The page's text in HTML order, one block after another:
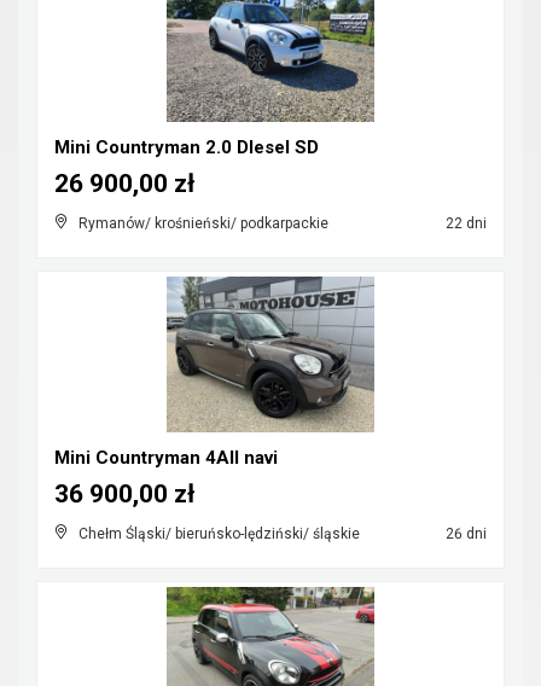
Mini Countryman 2.0 DIesel SD
Rymanów/ krośnieński/ podkarpackie 22 dni
26 900,00 zł
Mini Countryman 4All navi
Chełm Śląski/ bieruńsko-lędziński/ śląskie 26 dni
36 900,00 zł